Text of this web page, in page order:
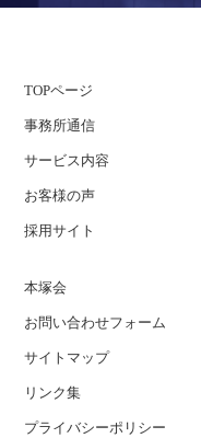
TOPページ
事務所通信
サービス内容
お客様の声
採用サイト
本塚会
お問い合わせフォーム
サイトマップ
リンク集
プライバシーポリシー